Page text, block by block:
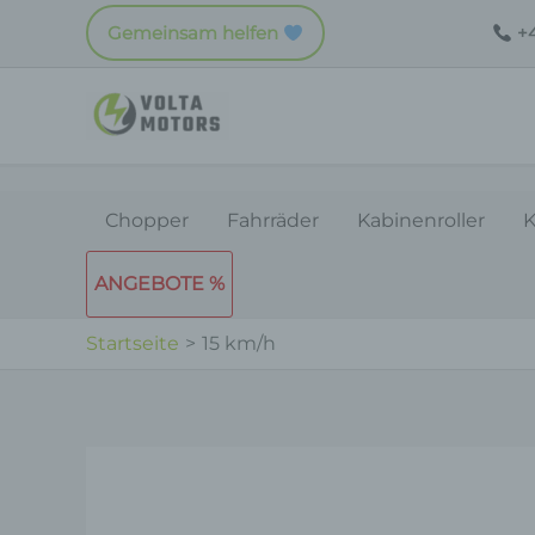
Gemeinsam helfen
Chopper Fahrräder Kabinenroller
ANGEBOTE %
Startseite 15 km/h